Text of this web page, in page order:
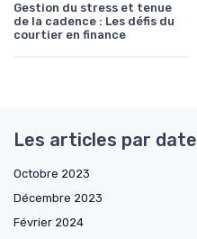
Gestion du stress et tenue
de la cadence : Les défis du
courtier en finance
Les articles par date
Octobre 2023
Décembre 2023
Février 2024